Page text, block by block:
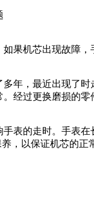
果机芯出现故障
年，最近出现了
经过更换磨损的
手表的走时。手表
，以保证机芯的正